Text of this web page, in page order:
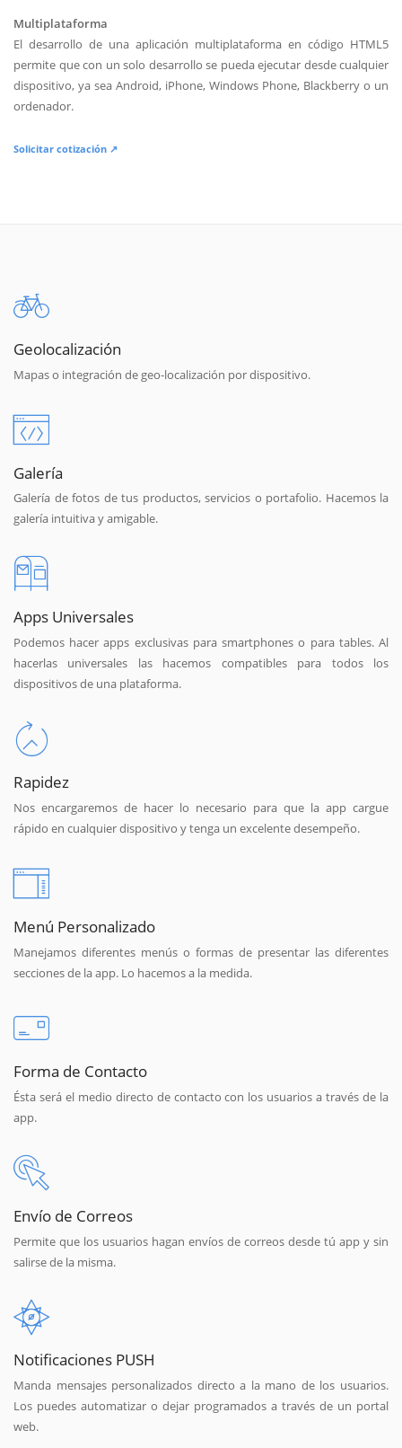
Multiplataforma
El desarrollo de una aplicación multiplataforma en código HTML5
permite que con un solo desarrollo se pueda ejecutar desde cualquier
dispositivo, ya sea Android, iPhone, Windows Phone, Blackberry o un
ordenador.
Solicitar cotización ↗
Geolocalización
Mapas o integración de geo-localización por dispositivo.
Galería
Galería de fotos de tus productos, servicios o portafolio. Hacemos la
galería intuitiva y amigable.
Apps Universales
Podemos hacer apps exclusivas para smartphones o para tables. Al
hacerlas universales las hacemos compatibles para todos los
dispositivos de una plataforma.
Rapidez
Nos encargaremos de hacer lo necesario para que la app cargue
rápido en cualquier dispositivo y tenga un excelente desempeño.
Menú Personalizado
Manejamos diferentes menús o formas de presentar las diferentes
secciones de la app. Lo hacemos a la medida.
Forma de Contacto
Ésta será el medio directo de contacto con los usuarios a través de la
app.
Envío de Correos
Permite que los usuarios hagan envíos de correos desde tú app y sin
salirse de la misma.
Notificaciones PUSH
Manda mensajes personalizados directo a la mano de los usuarios.
Los puedes automatizar o dejar programados a través de un portal
web.